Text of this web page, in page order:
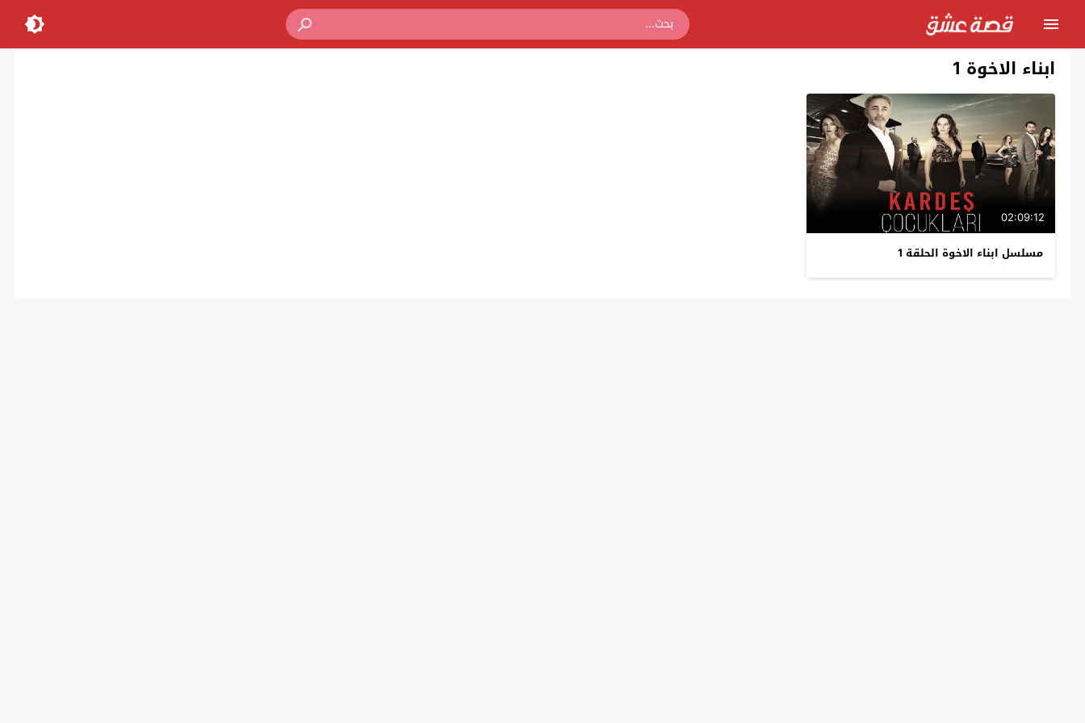
ابناء الاخوة 1
02:09:12
مسلسل ابناء الاخوة الحلقة 1